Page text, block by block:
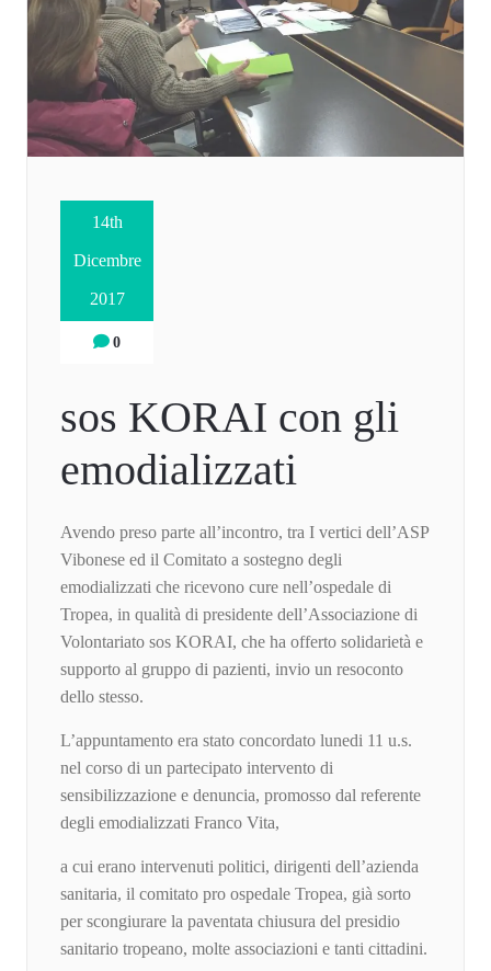
14th
Dicembre
2017
0
sos KORAI con gli
emodializzati
Avendo preso parte all’incontro, tra I vertici dell’ASP
Vibonese ed il Comitato a sostegno degli
emodializzati che ricevono cure nell’ospedale di
Tropea, in qualità di presidente dell’Associazione di
Volontariato sos KORAI, che ha offerto solidarietà e
supporto al gruppo di pazienti, invio un resoconto
dello stesso.
L’appuntamento era stato concordato lunedi 11 u.s.
nel corso di un partecipato intervento di
sensibilizzazione e denuncia, promosso dal referente
degli emodializzati Franco Vita,
a cui erano intervenuti politici, dirigenti dell’azienda
sanitaria, il comitato pro ospedale Tropea, già sorto
per scongiurare la paventata chiusura del presidio
sanitario tropeano, molte associazioni e tanti cittadini.